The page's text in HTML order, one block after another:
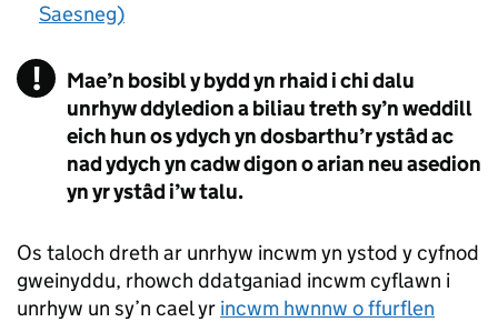
Saesneg)
Mae’n bosibl y bydd yn rhaid i chi dalu
unrhyw ddyledion a biliau treth sy’n weddill
eich hun os ydych yn dosbarthu’r ystâd ac
nad ydych yn cadw digon o arian neu asedion
yn yr ystâd i’w talu.
Os taloch dreth ar unrhyw incwm yn ystod y cyfnod
gweinyddu, rhowch ddatganiad incwm cyflawn i
unrhyw un sy’n cael yr incwm hwnnw o ffurflen